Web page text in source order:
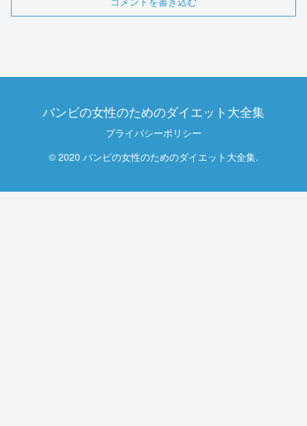
バンビの女性のためのダイエット大全集
プライバシーポリシー
© 2020 バンビの女性のためのダイエット大全集.